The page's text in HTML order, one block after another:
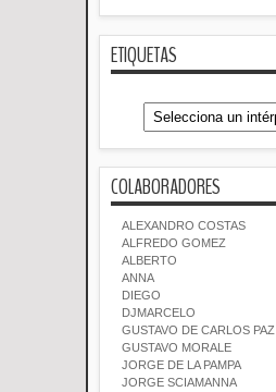
ETIQUETAS
COLABORADORES
ALEXANDRO COSTAS
ALFREDO GOMEZ
ALBERTO
ANNA
DIEGO
DJMARCELO
GUSTAVO DE CARLOS PAZ
GUSTAVO MORALE
JORGE DE LA PAMPA
JORGE SCIAMANNA